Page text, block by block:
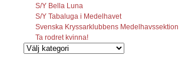
S/Y Bella Luna
S/Y Tabaluga i Medelhavet
Svenska Kryssarklubbens Medelhavssektion
Ta rodret kvinna!
Vilka